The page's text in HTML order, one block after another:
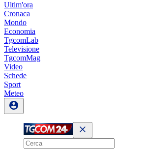
Ultim'ora
Cronaca
Mondo
Economia
TgcomLab
Televisione
TgcomMag
Video
Schede
Sport
Meteo